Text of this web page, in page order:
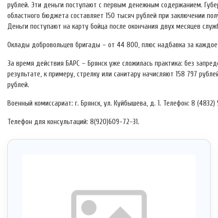
рублей. Эти деньги поступают с первым денежным содержанием.
областного бюджета составляет 150 тысяч рублей при заключении
Деньги поступают на карту бойца после окончания двух месяцев
Оклады добровольцев бригады – от 44 800, плюс надбавка за
За время действия БАРС – Брянск уже сложилась практика: без
результате, к примеру, стрелку или санитару начисляют 158 797
рублей.
Военный комиссариат: г. Брянск, ул. Куйбышева, д. 1. Телефон: 8
Телефон для консультаций: 8(920)609-72-31.